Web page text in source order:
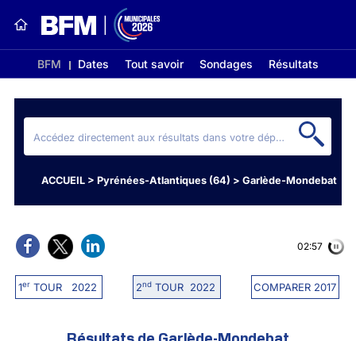
BFM Dates Tout savoir Sondages Résultats
ACCUEIL > Pyrénées-Atlantiques (64) > Garlède-Mondebat
1erTOUR 2022 2ndTOUR 2022 COMPARER 2017
02:56